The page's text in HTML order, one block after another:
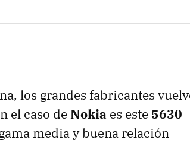
los grandes fabricantes
el caso deNokia es este 5630
media y buena relación